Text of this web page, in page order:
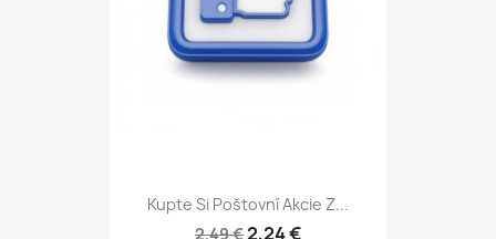
Kupte Si Poštovní Akcie Z...
2,49 €2,24 €